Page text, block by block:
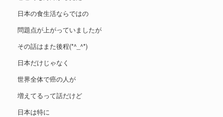
日本の食生活ならではの
問題点が上がっていましたが
その話はまた後程(*^_^*)
日本だけじゃなく
世界全体で癌の人が
増えてるって話だけど
日本は特に